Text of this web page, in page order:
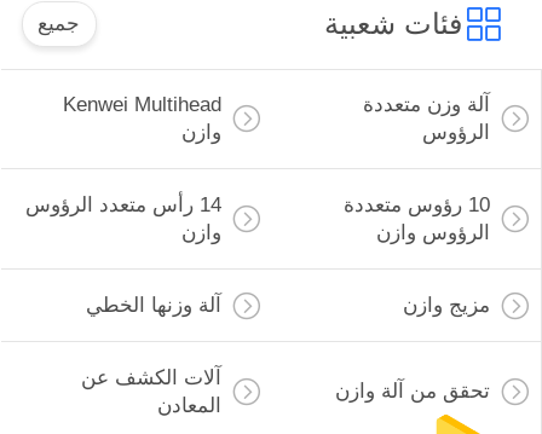
فئات شعبية جميع
آلة وزن متعددة
الرؤوس
Kenwei Multihead
وازن
10 رؤوس متعددة
الرؤوس وازن
14 رأس متعدد الرؤوس
وازن
مزيج وازن آلة وزنها الخطي
تحقق من آلة وازن
آلات الكشف عن
المعادن